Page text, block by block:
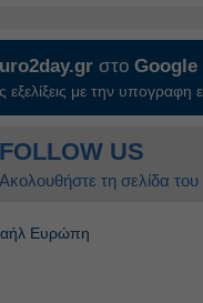
στοGoogle
εξελίξεις με την
FOLLOW US
Ακολουθήστε τη σελίδα του
Ευρώπη